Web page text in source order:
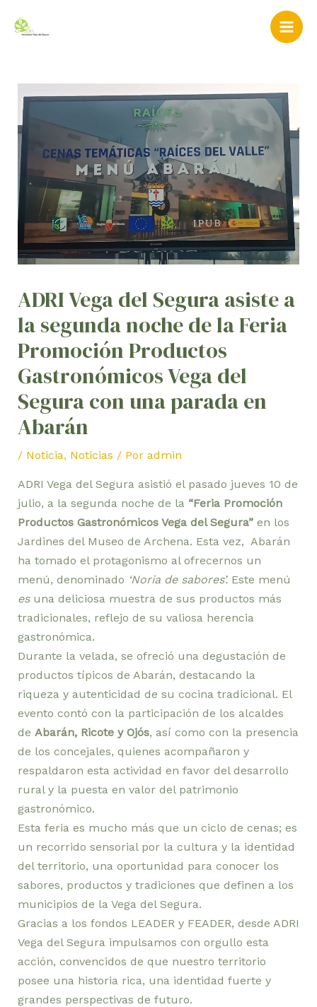
Main
ADRI Vega del Segura asiste a
la segunda noche de la Feria
Promoción Productos
Gastronómicos Vega del
Segura con una parada en
Abarán
/ Noticia, Noticias / Por admin
ADRI Vega del Segura asistió el pasado jueves 10 de
julio, a la segunda noche de la “Feria Promoción
Productos Gastronómicos Vega del Segura” en los
Jardines del Museo de Archena. Esta vez, Abarán
ha tomado el protagonismo al ofrecernos un
menú, denominado ‘Noria de sabores’. Este menú
esuna deliciosa muestra de sus productos más
tradicionales, reflejo de su valiosa herencia
gastronómica.
Durante la velada, se ofreció una degustación de
productos típicos de Abarán, destacando la
riqueza y autenticidad de su cocina tradicional. El
evento contó con la participación de los alcaldes
de Abarán, Ricote y Ojós, así como con la presencia
de los concejales, quienes acompañaron y
respaldaron esta actividad en favor del desarrollo
rural y la puesta en valor del patrimonio
gastronómico.
Esta feria es mucho más que un ciclo de cenas; es
un recorrido sensorial por la cultura y la identidad
del territorio, una oportunidad para conocer los
sabores, productos y tradiciones que definen a los
municipios de la Vega del Segura.
Gracias a los fondos LEADER y FEADER, desde ADRI
Vega del Segura impulsamos con orgullo esta
acción, convencidos de que nuestro territorio
posee una historia rica, una identidad fuerte y
grandes perspectivas de futuro.